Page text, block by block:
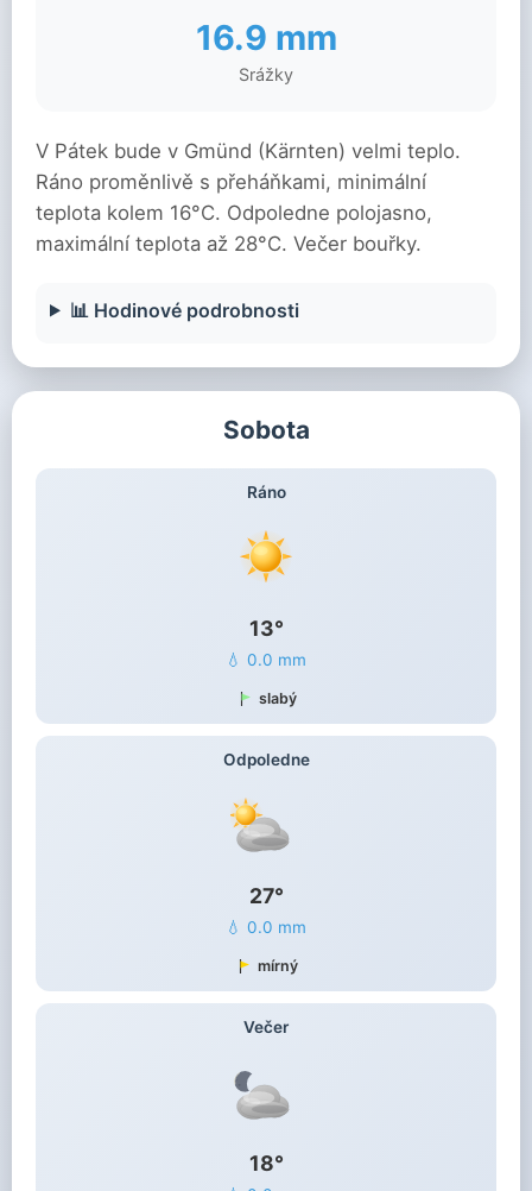
16.9 mm
Srážky
V Pátek bude v Gmünd (Kärnten) velmi teplo.
Ráno proměnlivě s přeháňkami, minimální
teplota kolem 16°C. Odpoledne polojasno,
maximální teplota až 28°C. Večer bouřky.
📊 Hodinové podrobnosti
Sobota
Ráno
13°
💧 0.0 mm
slabý
Odpoledne
27°
💧 0.0 mm
mírný
Večer
18°